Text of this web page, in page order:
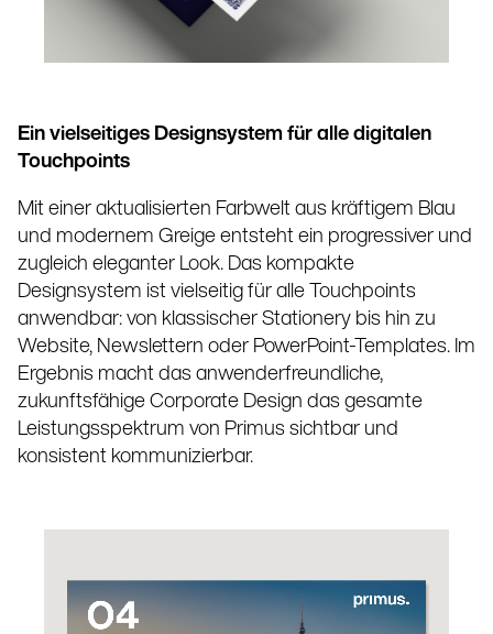
Ein vielseitiges Designsystem für alle digitalen
Touchpoints
Mit einer aktualisierten Farbwelt aus kräftigem Blau
und modernem Greige entsteht ein progressiver und
zugleich eleganter Look. Das kompakte
Designsystem ist vielseitig für alle Touchpoints
anwendbar: von klassischer Stationery bis hin zu
Website, Newslettern oder PowerPoint-Templates. Im
Ergebnis macht das anwenderfreundliche,
zukunftsfähige Corporate Design das gesamte
Leistungsspektrum von Primus sichtbar und
konsistent kommunizierbar.